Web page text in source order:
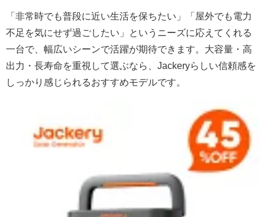
「非常時でも普段に近い生活を保ちたい」「屋外でも電力
不足を気にせず過ごしたい」というニーズに応えてくれる
一台で、幅広いシーンで活躍が期待できます。大容量・高
出力・長寿命を重視して選ぶなら、Jackeryらしい信頼感を
しっかり感じられるおすすめモデルです。